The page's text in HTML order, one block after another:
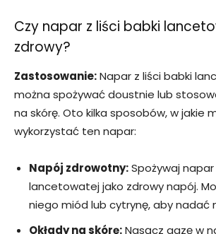
Czy napar z liści babki
zdrowy?
Zastosowanie:Napar z liści babki
można spożywać doustnie lub
na skórę. Oto kilka sposobów, w jakie
wykorzystać ten napar:
Napój zdrowotny:Spożywaj
lancetowatej jako zdrowy napój.
niego miód lub cytrynę, aby nadać
Okłady na skórę:Nasącz gazę w